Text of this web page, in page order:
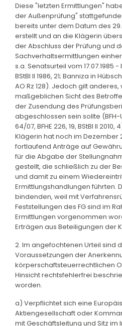
Diese "letzten Ermittlungen"
der Außenprüfung"
bereits unter dem Datum des
erstellt und an die Klägerin
der Abschluss der Prüfung und
Sachverhaltsermittlungen
s.a. Senatsurteil vom 17.07.1985 - I
BStBl II 1986, 21; Banniza in
AO Rz 128). Jedoch gilt
maßgeblichen Sicht des
der Zusendung des
abgeschlossen sein sollte (BFH-
64/07, BFHE 226, 19, BStBl II
Klägerin hat noch im Dezember
fortlaufend Anträge auf
für die Abgabe der
gestellt, die schließlich zu der
und damit zu einem
Ermittlungshandlungen führten.
bindenden, weil mit
Feststellungen des FG sind im
Ermittlungen vorgenommen
Erträgen aus Beteiligungen der
2. Im angefochtenen Urteil sind
Voraussetzungen der
körperschaftsteuerrechtlichen
Hinsicht rechtsfehlerfrei
worden.
a) Verpflichtet sich eine
Aktiengesellschaft oder
mit Geschäftsleitung und Sitz